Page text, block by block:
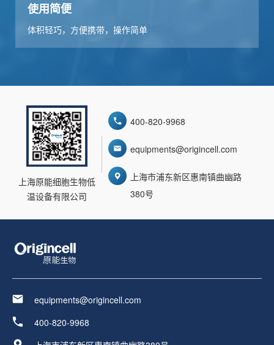
使用简便
体积轻巧，方便携带，操作简单
上海原能细胞生物低
温设备有限公司
400-820-9968
equipments@origincell.com
上海市浦东新区惠南镇曲幽路
380号
equipments@origincell.com
400-820-9968